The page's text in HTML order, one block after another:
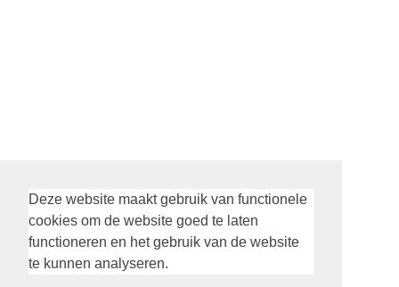
Deze website maakt gebruik van functionele
cookies om de website goed te laten
functioneren en het gebruik van de website
te kunnen analyseren.
Social Alexanderkerk